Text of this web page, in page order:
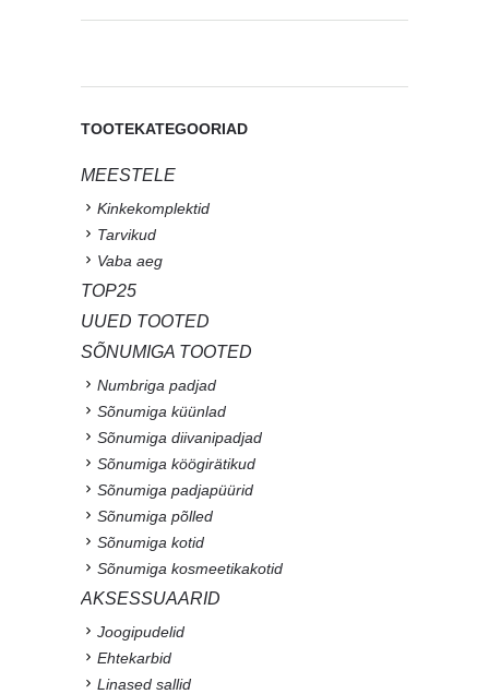
TOOTEKATEGOORIAD
MEESTELE
Kinkekomplektid
Tarvikud
Vaba aeg
TOP25
UUED TOOTED
SÕNUMIGA TOOTED
Numbriga padjad
Sõnumiga küünlad
Sõnumiga diivanipadjad
Sõnumiga köögirätikud
Sõnumiga padjapüürid
Sõnumiga põlled
Sõnumiga kotid
Sõnumiga kosmeetikakotid
AKSESSUAARID
Joogipudelid
Ehtekarbid
Linased sallid